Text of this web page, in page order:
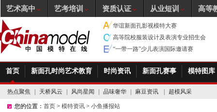
华谊新面孔影视模特大赛
高等院校服装设计及表演专业招生会
“一带一路”少儿表演国际邀请赛
首页 新面孔时尚艺术教育 时尚资讯 新面孔赛事 模特图库
热点聚焦 天桥风云 风尚星闻 品味奢华 麻豆资讯 超模风采
您的位置： 首页 > 模特资讯 > 小鱼播报站
艺术高中 艺考培训 资质认证 从业短训 高等